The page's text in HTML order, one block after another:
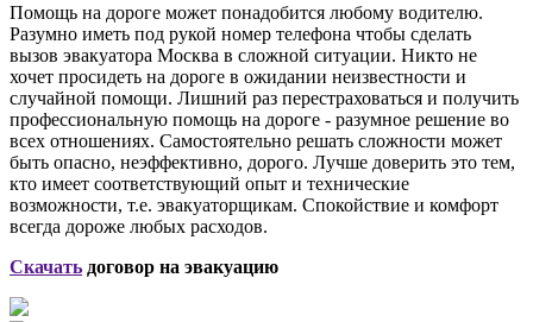
Помощь на дороге может понадобится любому водителю.
Разумно иметь под рукой номер телефона чтобы сделать
вызов эвакуатора Москва в сложной ситуации. Никто не
хочет просидеть на дороге в ожидании неизвестности и
случайной помощи. Лишний раз перестраховаться и получить
профессиональную помощь на дороге - разумное решение во
всех отношениях. Самостоятельно решать сложности может
быть опасно, неэффективно, дорого. Лучше доверить это тем,
кто имеет соответствующий опыт и технические
возможности, т.е. эвакуаторщикам. Спокойствие и комфорт
всегда дороже любых расходов.
Скачать договор на эвакуацию